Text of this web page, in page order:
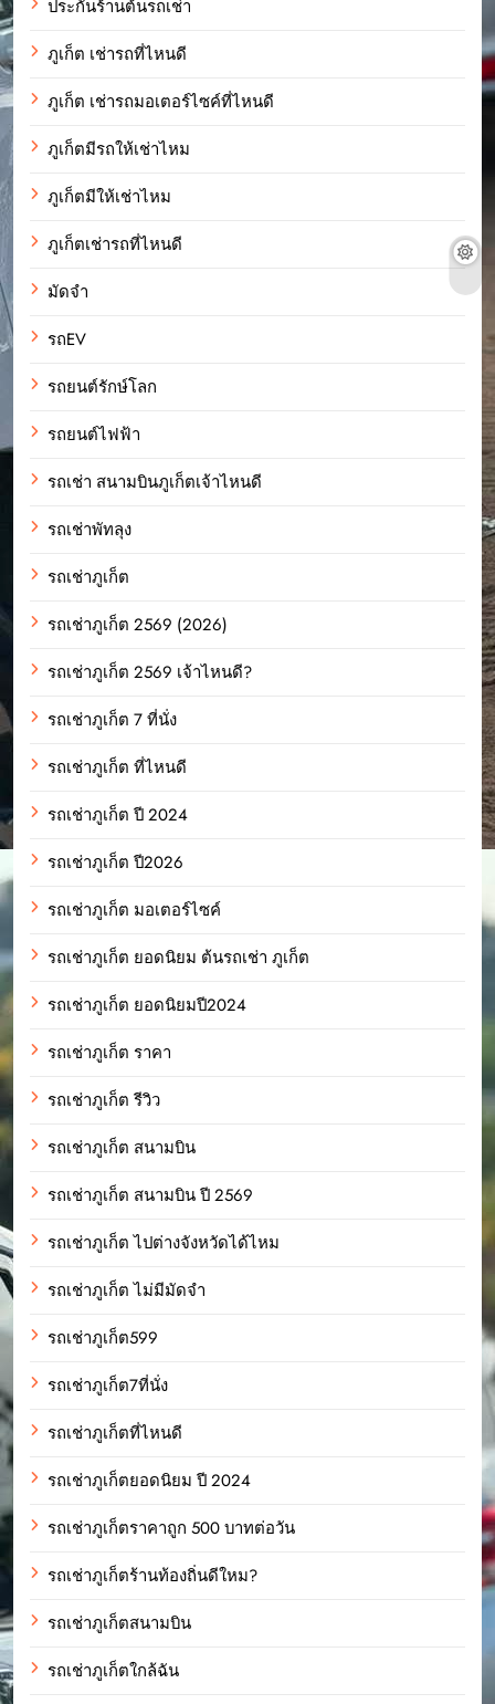
ประกันร้านต้นรถเช่า
ภูเก็ต เช่ารถที่ไหนดี
ภูเก็ต เช่ารถมอเตอร์ไซค์ที่ไหนดี
ภูเก็ตมีรถให้เช่าไหม
ภูเก็ตมีให้เช่าไหม
ภูเก็ตเช่ารถที่ไหนดี
มัดจำ
รถEV
รถยนต์รักษ์โลก
รถยนต์ไฟฟ้า
รถเช่า สนามบินภูเก็ตเจ้าไหนดี
รถเช่าพัทลุง
รถเช่าภูเก็ต
รถเช่าภูเก็ต 2569 (2026)
รถเช่าภูเก็ต 2569 เจ้าไหนดี?
รถเช่าภูเก็ต 7 ที่นั่ง
รถเช่าภูเก็ต ที่ไหนดี
รถเช่าภูเก็ต ปี 2024
รถเช่าภูเก็ต ปี2026
รถเช่าภูเก็ต มอเตอร์ไซค์
รถเช่าภูเก็ต ยอดนิยม ต้นรถเช่า ภูเก็ต
รถเช่าภูเก็ต ยอดนิยมปี2024
รถเช่าภูเก็ต ราคา
รถเช่าภูเก็ต รีวิว
รถเช่าภูเก็ต สนามบิน
รถเช่าภูเก็ต สนามบิน ปี 2569
รถเช่าภูเก็ต ไปต่างจังหวัดได้ไหม
รถเช่าภูเก็ต ไม่มีมัดจำ
รถเช่าภูเก็ต599
รถเช่าภูเก็ต7ที่นั่ง
รถเช่าภูเก็ตที่ไหนดี
รถเช่าภูเก็ตยอดนิยม ปี 2024
รถเช่าภูเก็ตราคาถูก 500 บาทต่อวัน
รถเช่าภูเก็ตร้านท้องถิ่นดีใหม?
รถเช่าภูเก็ตสนามบิน
รถเช่าภูเก็ตใกล้ฉัน